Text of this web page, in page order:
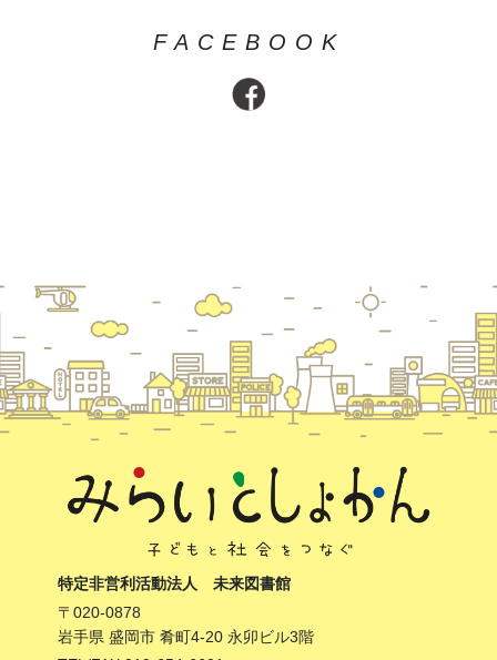
FACEBOOK
特定非営利活動法人 未来図書館
〒020-0878
岩手県 盛岡市 肴町4-20 永卯ビル3階